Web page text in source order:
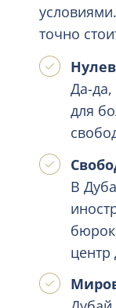
точно
Да-да,
для
В
центр